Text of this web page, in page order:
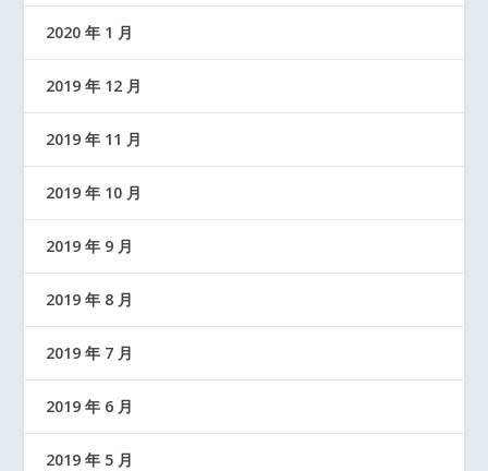
2020 年 1 月
2019 年 12 月
2019 年 11 月
2019 年 10 月
2019 年 9 月
2019 年 8 月
2019 年 7 月
2019 年 6 月
2019 年 5 月